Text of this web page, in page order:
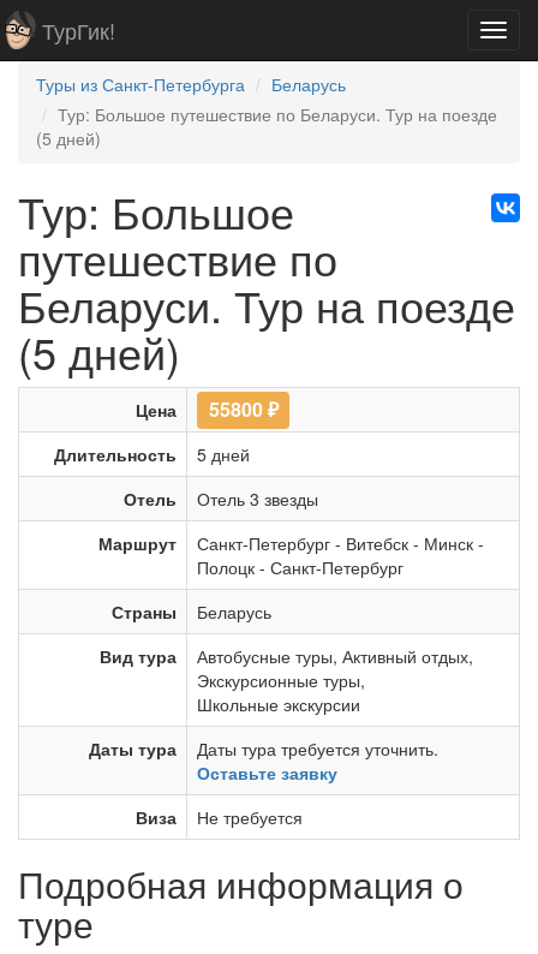
ТурГик!
Туры из Санкт-Петербурга
Беларусь
Тур: Большое путешествие по Беларуси. Тур на поезде
(5 дней)
Тур: Большое
путешествие по
Беларуси. Тур на поезде
(5 дней)
Цена 55800₽
Длительность
5 дней
Отель
Отель 3 звезды
Маршрут
Санкт-Петербург - Витебск - Минск -
Полоцк - Санкт-Петербург
Страны
Беларусь
Вид тура
Автобусные туры, Активный отдых,
Экскурсионные туры,
Школьные экскурсии
Даты тура
Даты тура требуется уточнить.
Оставьте заявку
Виза
Не требуется
Подробная информация о
туре